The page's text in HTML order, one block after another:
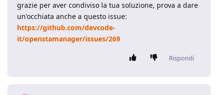
grazie per aver condiviso la tua soluzione, prova a dare
un'occhiata anche a questo issue:
https://github.com/devcode-
it/openstamanager/issues/269
Rispondi